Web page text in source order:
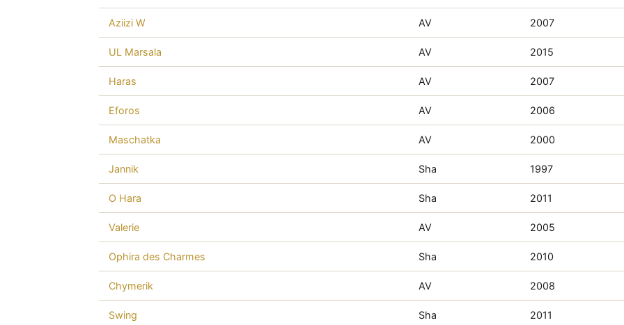
Aziizi W AV 2007
UL Marsala AV 2015
Haras AV 2007
Eforos AV 2006
Maschatka AV 2000
Jannik Sha 1997
O Hara Sha 2011
Valerie AV 2005
Ophira des Charmes Sha 2010
Chymerik AV 2008
Swing Sha 2011